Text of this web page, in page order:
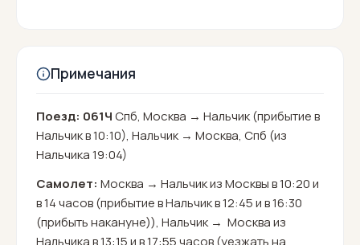
Примечания
Поезд: 061ЧСпб, Москва → Нальчик (прибытие в
Нальчик в 10:10), Нальчик → Москва, Спб (из
Нальчика 19:04)
Самолет: Москва → Нальчик из Москвы в 10:20 и
в 14 часов (прибытие в Нальчик в 12:45 и в 16:30
(прибыть накануне)), Нальчик → Москва из